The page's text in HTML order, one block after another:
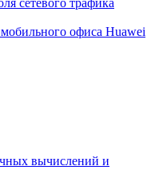
сетевого трафика
офиса Huawei
вычислений и